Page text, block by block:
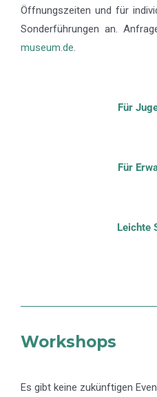
Öffnungszeiten und für
Sonderführungen an.
museum.de.
Für
Für
Leichte
Workshops
Es gibt keine zukünftigen